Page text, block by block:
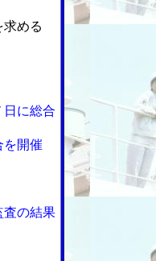
める
日に総合
開催
査の結果